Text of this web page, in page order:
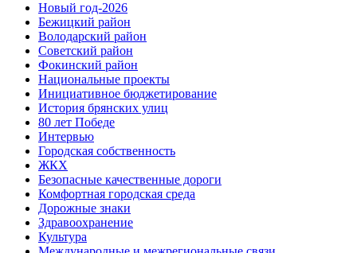
Новый год-2026
Бежицкий район
Володарский район
Советский район
Фокинский район
Национальные проекты
Инициативное бюджетирование
История брянских улиц
80 лет Победе
Интервью
Городская собственность
ЖКХ
Безопасные качественные дороги
Комфортная городская среда
Дорожные знаки
Здравоохранение
Культура